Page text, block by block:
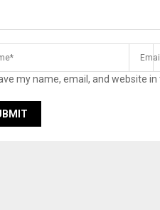
my name, email, and website